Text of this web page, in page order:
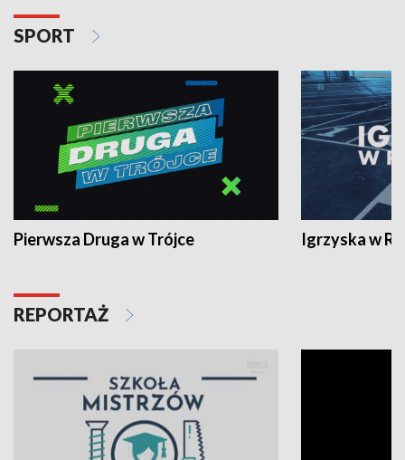
SPORT
Pierwsza Druga w Trójce Igrzyska w
REPORTAŻ